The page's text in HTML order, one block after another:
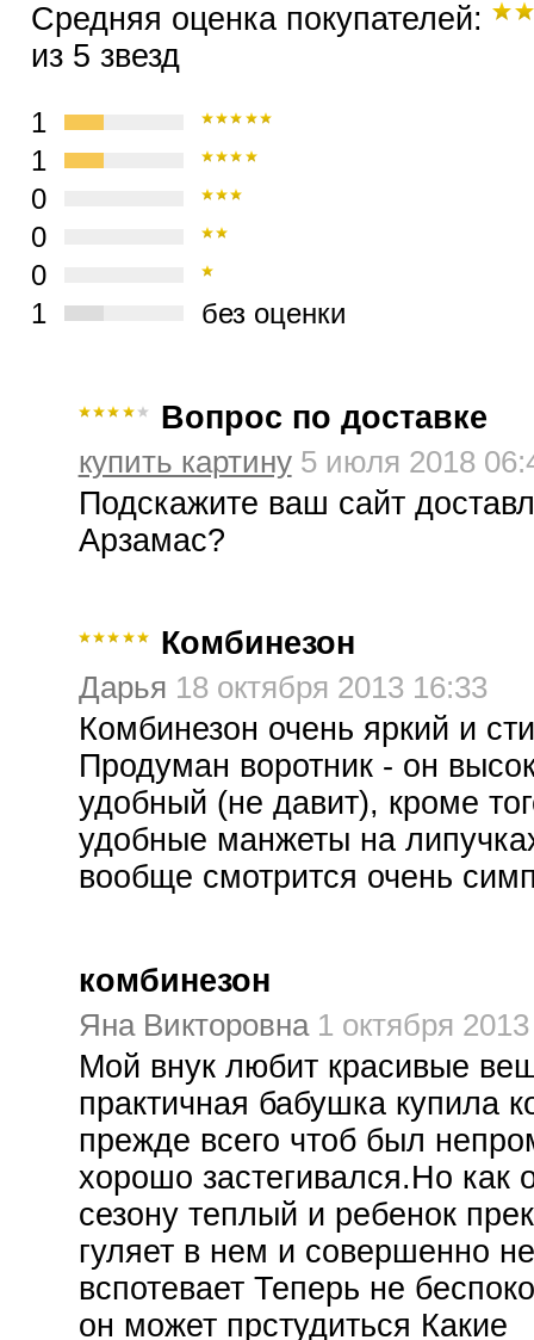
Средняя оценка покупателей:
из 5 звезд
1
1
0
0
0
1
без оценки
Вопрос по доставке
купить картину 5 июля 2018
Подскажите ваш сайт
Арзамас?
Комбинезон
Дарья 18 октября 2013 16:33
Комбинезон очень яркий и
Продуман воротник - он
удобный (не давит), кроме
удобные манжеты на
вообще смотрится очень
комбинезон
Яна Викторовна 1 октября
Мой внук любит красивые
практичная бабушка купила
прежде всего чтоб был
хорошо застегивался.Но как
сезону теплый и ребенок
гуляет в нем и совершенно не
вспотевает Теперь не
он может прстудиться Какие